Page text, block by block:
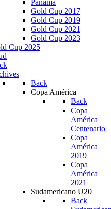
Panamá
Gold Cup 2017
Gold Cup 2019
Gold Cup 2021
Gold Cup 2023
Cup 2025
Back
Copa América
Back
Copa
América
Centenario
Copa
América
2019
Copa
América
2021
Sudamericano U20
Back